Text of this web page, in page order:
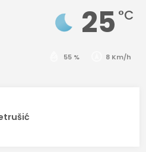
25 °C
55 % 8 Km/h